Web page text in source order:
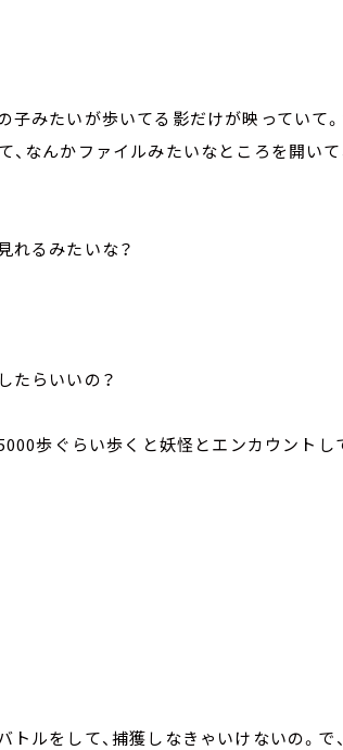
子みたいが歩いてる影だけが映っていて
、なんかファイルみたいなところを開い
れるみたいな？
たらいいの？
歩ぐらい歩くと妖怪とエンカウントし
トルをして、捕獲しなきゃいけないの。で